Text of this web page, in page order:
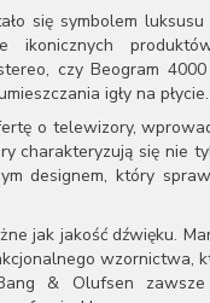
się symbolem
ikonicznych
czy Beogram
igły na płycie.
o telewizory,
charakteryzują się nie
designem, który
jak jakość dźwięku.
wzornictwa,
& Olufsen